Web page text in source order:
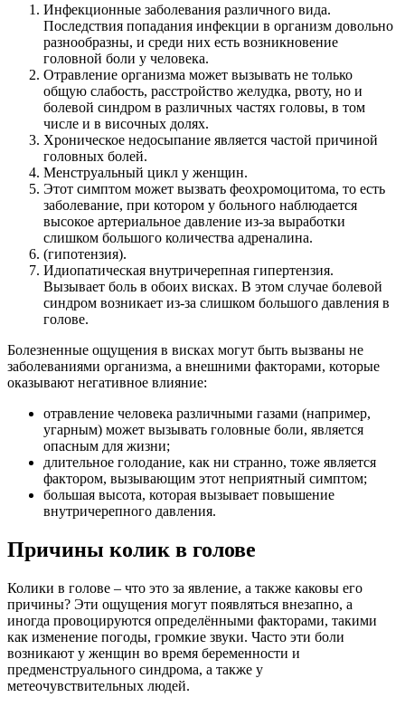
Инфекционные заболевания различного вида.
Последствия попадания инфекции в организм довольно
разнообразны, и среди них есть возникновение
головной боли у человека.
Отравление организма может вызывать не только
общую слабость, расстройство желудка, рвоту, но и
болевой синдром в различных частях головы, в том
числе и в височных долях.
Хроническое недосыпание является частой причиной
головных болей.
Менструальный цикл у женщин.
Этот симптом может вызвать феохромоцитома, то есть
заболевание, при котором у больного наблюдается
высокое артериальное давление из-за выработки
слишком большого количества адреналина.
(гипотензия).
Идиопатическая внутричерепная гипертензия.
Вызывает боль в обоих висках. В этом случае болевой
синдром возникает из-за слишком большого давления в
голове.
Болезненные ощущения в висках могут быть вызваны не
заболеваниями организма, а внешними факторами, которые
оказывают негативное влияние:
отравление человека различными газами (например,
угарным) может вызывать головные боли, является
опасным для жизни;
длительное голодание, как ни странно, тоже является
фактором, вызывающим этот неприятный симптом;
большая высота, которая вызывает повышение
внутричерепного давления.
Причины колик в голове
Колики в голове – что это за явление, а также каковы его
причины? Эти ощущения могут появляться внезапно, а
иногда провоцируются определёнными факторами, такими
как изменение погоды, громкие звуки. Часто эти боли
возникают у женщин во время беременности и
предменструального синдрома, а также у
метеочувствительных людей.